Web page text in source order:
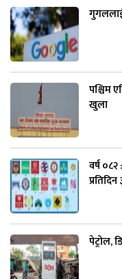
पश्चिम
खुला
वर्ष
पेट्रोल,